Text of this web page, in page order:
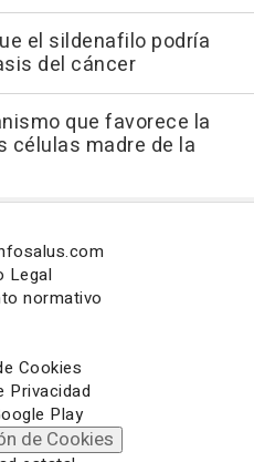
el sildenafilo podría
del cáncer
que favorece la
células madre de la
Legal
normativo
Cookies
Privacidad
Play
de Cookies